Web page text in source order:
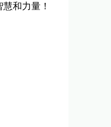
和力量！